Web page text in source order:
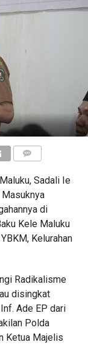
Sadali Ie
di
Kele Maluku
Kelurahan
Radikalisme
disingkat
Ade EP dari
Polda
Ketua Majelis